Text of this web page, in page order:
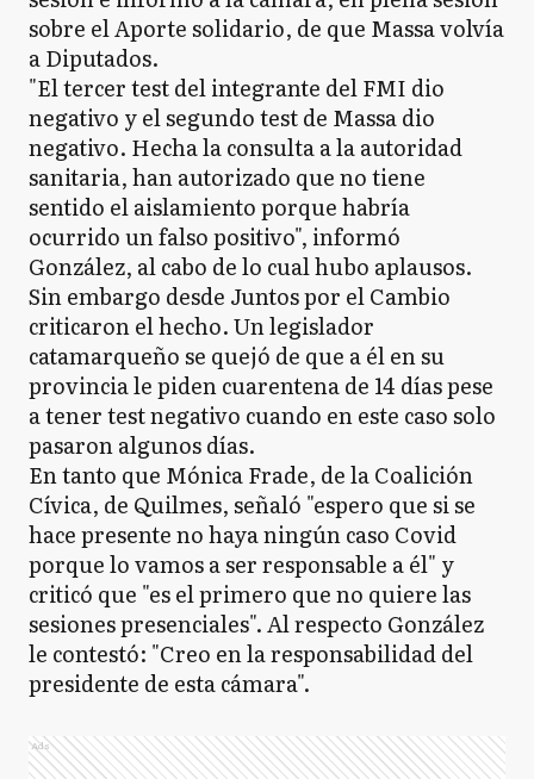
sobre el Aporte solidario, de que Massa volvía
a Diputados.
"El tercer test del integrante del FMI dio
negativo y el segundo test de Massa dio
negativo. Hecha la consulta a la autoridad
sanitaria, han autorizado que no tiene
sentido el aislamiento porque habría
ocurrido un falso positivo", informó
González, al cabo de lo cual hubo aplausos.
Sin embargo desde Juntos por el Cambio
criticaron el hecho. Un legislador
catamarqueño se quejó de que a él en su
provincia le piden cuarentena de 14 días pese
a tener test negativo cuando en este caso solo
pasaron algunos días.
En tanto que Mónica Frade, de la Coalición
Cívica, de Quilmes, señaló "espero que si se
hace presente no haya ningún caso Covid
porque lo vamos a ser responsable a él" y
criticó que "es el primero que no quiere las
sesiones presenciales". Al respecto González
le contestó: "Creo en la responsabilidad del
presidente de esta cámara".
Ads